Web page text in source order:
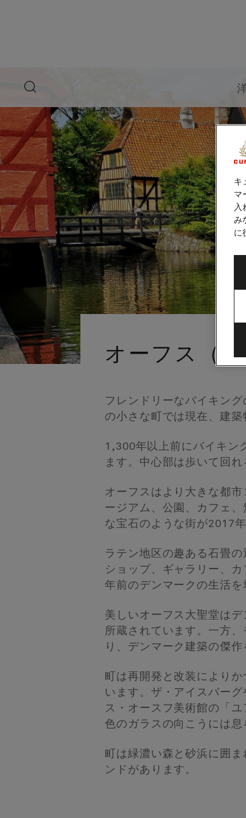
search
button
オーフス（
フレンドリーなバイキン
の小さな町では現在、建
1,300年以上前にバイキン
ます。中心部は歩いて回
オーフスはより大きな都
ージアム、公園、カフェ
な宝石のような街が2017
ラテン地区の趣ある石畳
ショップ、ギャラリー、
年前のデンマークの生活を
美しいオーフス大聖堂は
所蔵されています。一方
り、デンマーク建築の傑作
町は再開発と改装により
います。ザ・アイスバー
ス・オースフ美術館の「
色のガラスの向こうには息
町は緑濃い森と砂浜に囲
ンドがあります。
キ
マ
入
み
に